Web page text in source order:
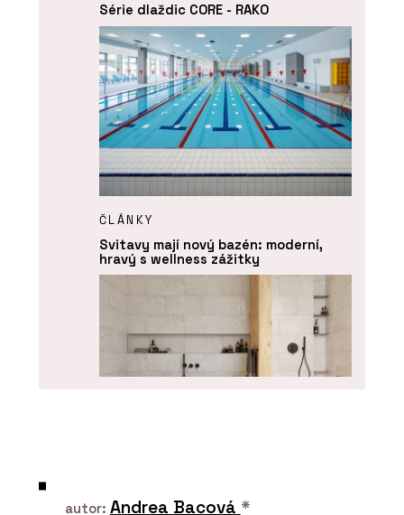
Série dlaždic CORE - RAKO
ČLÁNKY
Svitavy mají nový bazén: moderní,
hravý s wellness zážitky
RAKO
autor: Andrea Bacová *